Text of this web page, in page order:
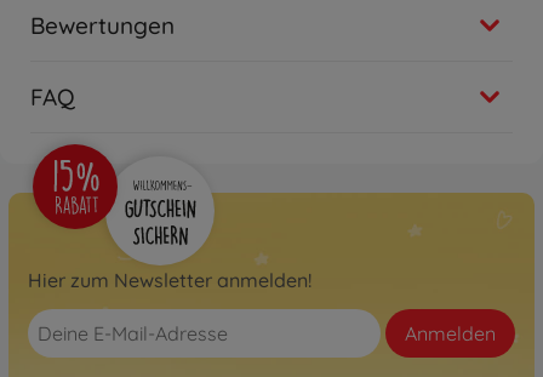
Bewertungen
FAQ
Hier zum Newsletter anmelden!
Anmelden